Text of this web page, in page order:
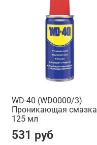
WD-40 (WD0000/3)
Проникающая смазка
125 мл
531 руб